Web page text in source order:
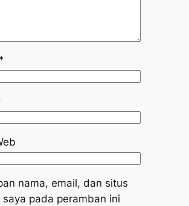
*
nama, email, dan situs
pada peramban ini